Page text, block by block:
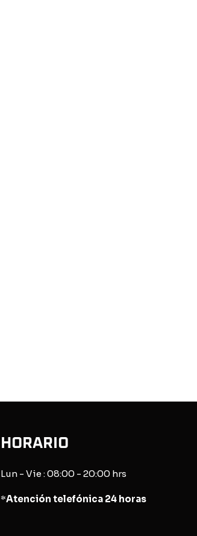
HORARIO
Lun - Vie : 08:00 - 20:00 hrs
*Atención telefónica 24 horas